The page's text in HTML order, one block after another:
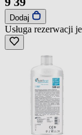
Dodaj
Usługa rezerwacji